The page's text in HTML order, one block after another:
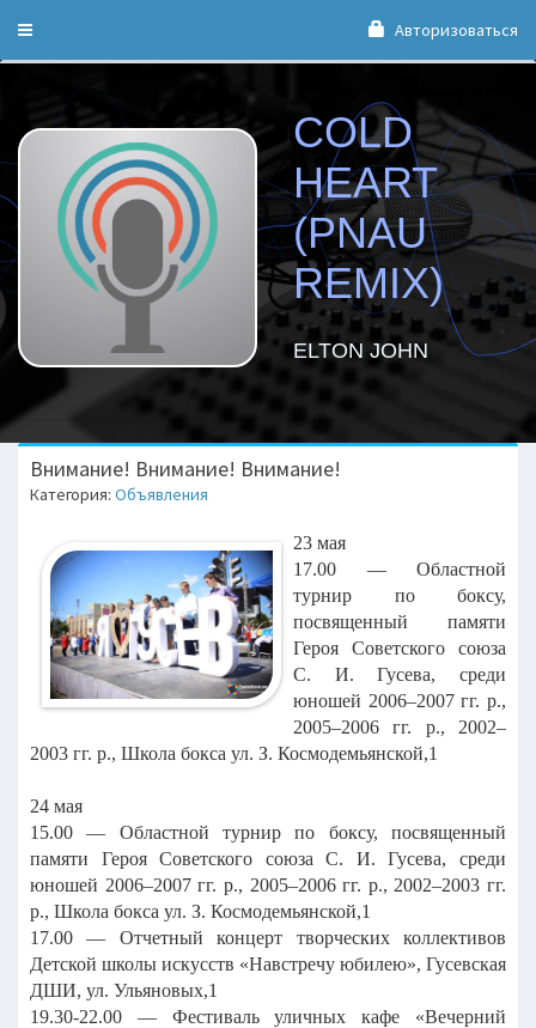
Toggle
Авторизоваться
COLD
HEART
(PNAU
REMIX)
ELTON JOHN
Bнимaние! Bнимaние! Bнимaние!
Категория: Объявления
23 мая
17.00 — Областной
турнир по боксу,
посвященный памяти
Героя Советского союза
С. И. Гусева, среди
юношей 2006–2007 гг. р.,
2005–2006 гг. р., 2002–
2003 гг. р., Школа бокса ул. З. Космодемьянской,1
24 мая
15.00 — Областной турнир по боксу, посвященный
памяти Героя Советского союза С. И. Гусева, среди
юношей 2006–2007 гг. р., 2005–2006 гг. р., 2002–2003 гг.
р., Школа бокса ул. З. Космодемьянской,1
17.00 — Отчетный концерт творческих коллективов
Детской школы искусств «Навстречу юбилею», Гусевская
ДШИ, ул. Ульяновых,1
19.30-22.00 — Фестиваль уличных кафе «Вечерний